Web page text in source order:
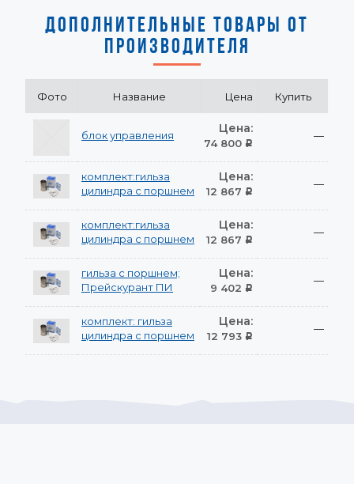
ДОПОЛНИТЕЛЬНЫЕ ТОВАРЫ ОТ
ПРОИЗВОДИТЕЛЯ
Фото Название Цена Купить
блок управления Цена:
74 800 Р
—
комплект:гильза
цилиндра с поршнем
Цена:
12 867 Р
—
комплект:гильза
цилиндра с поршнем
Цена:
12 867 Р
—
гильза с поршнем;
Прейскурант ПИ
Цена:
9 402 Р
—
комплект: гильза
цилиндра с поршнем
Цена:
12 793 Р
—